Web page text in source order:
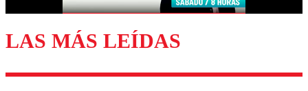
Enviar comentario
LAS MÁS LEÍDAS